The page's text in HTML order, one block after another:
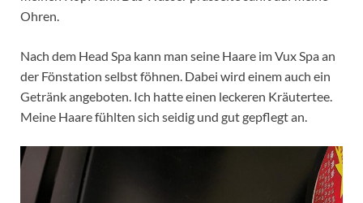
Ohren.
Nach dem Head Spa kann man seine Haare im Vux Spa an
der Fönstation selbst föhnen. Dabei wird einem auch ein
Getränk angeboten. Ich hatte einen leckeren Kräutertee.
Meine Haare fühlten sich seidig und gut gepflegt an.